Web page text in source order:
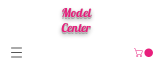
Model
Center